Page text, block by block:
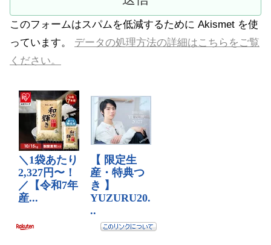
このフォームはスパムを低減するために Akismet を使
っています。 データの処理方法の詳細はこちらをご覧
ください。